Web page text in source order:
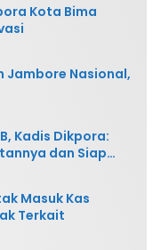
Kota Bima
Jambore Nasional,
Kadis Dikpora:
dan Siap
Masuk Kas
Terkait